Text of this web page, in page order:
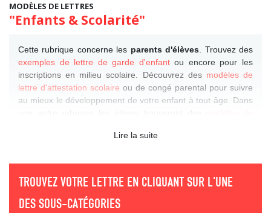
MODÈLES DE LETTRES
"Enfants & Scolarité"
Cette rubrique concerne les parents d'élèves . Trouvez des
exemples de lettre de garde d'enfantou encore pour les
inscriptions en milieu scolaire. Découvrez des modèles de
lettre d'attestation scolaire ou de congé parental pour suivre
au mieux le développement de votre enfant à tout âge. Dans
Lire la suite
TROUVEZ VOTRE LETTRE EN CLIQUANT SUR L'UNE
DES SOUS-CATÉGORIES